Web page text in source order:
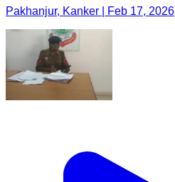
Pakhanjur, Kanker | Feb 17, 2026